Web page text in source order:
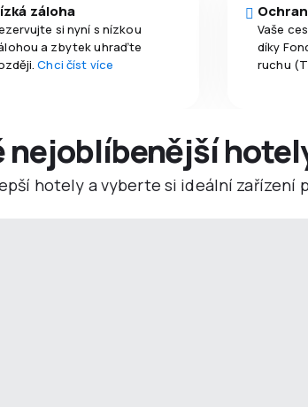
záloha
si nyní s nízkou
a zbytek uhraďte
Chci číst více
Vaše
díky
ruchu
nejoblíbenější
hotely a vyberte si ideální zařízení